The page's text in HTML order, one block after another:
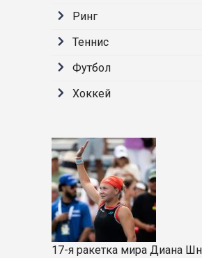
Ринг
Теннис
Футбол
Хоккей
17-я ракетка мира Диана